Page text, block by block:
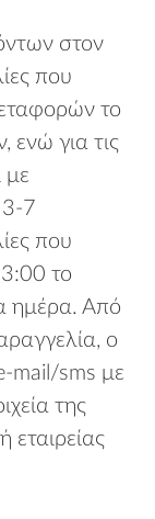
στον
που
το
για τις
με
3-7
που
το
ημέρα. Από
ο
mail/sms με
της
εταιρείας